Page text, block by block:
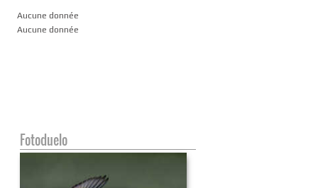
Aucune donnée
Aucune donnée
Fotoduelo